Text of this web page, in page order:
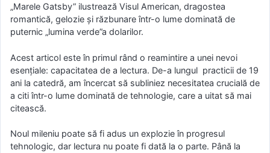
„Marele Gatsby” ilustrează Visul American, dragostea
romantică, gelozie și răzbunare într-o lume dominată de
puternic „lumina verde”a dolarilor.
Acest articol este în primul rând o reamintire a unei nevoi
esențiale: capacitatea de a lectura. De-a lungul practicii de 19
ani la catedră, am încercat să subliniez necesitatea crucială de
a citi într-o lume dominată de tehnologie, care a uitat să mai
citească.
Noul mileniu poate să fi adus un explozie în progresul
tehnologic, dar lectura nu poate fi dată la o parte. Până la